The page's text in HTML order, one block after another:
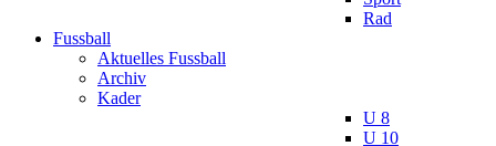
Rad
Fussball
Aktuelles Fussball
Archiv
Kader
U 8
U 10